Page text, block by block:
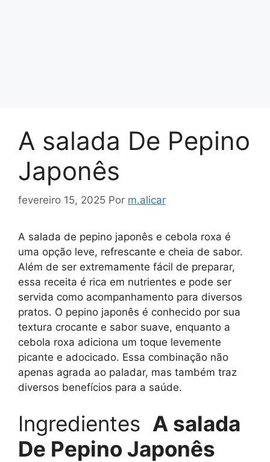
A salada De Pepino
Japonês
fevereiro 15, 2025 Por m.alicar
A salada de pepino japonês e cebola roxa é
uma opção leve, refrescante e cheia de sabor.
Além de ser extremamente fácil de preparar,
essa receita é rica em nutrientes e pode ser
servida como acompanhamento para diversos
pratos. O pepino japonês é conhecido por sua
textura crocante e sabor suave, enquanto a
cebola roxa adiciona um toque levemente
picante e adocicado. Essa combinação não
apenas agrada ao paladar, mas também traz
diversos benefícios para a saúde.
Ingredientes A salada
De Pepino Japonês